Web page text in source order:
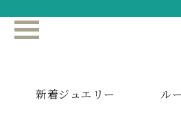
新着ジュエリー ル